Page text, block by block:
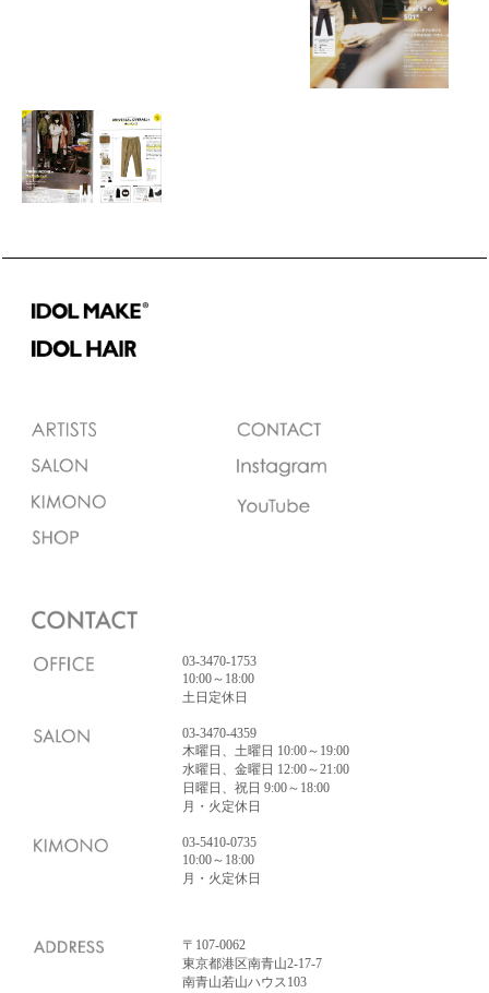
03-3470-1753
10:00～18:00
土日定休日
03-3470-4359
木曜日、土曜日 10:00～19:00
水曜日、金曜日 12:00～21:00
日曜日、祝日 9:00～18:00
月・火定休日
03-5410-0735
10:00～18:00
月・火定休日
〒107-0062
東京都港区南青山2-17-7
南青山若山ハウス103